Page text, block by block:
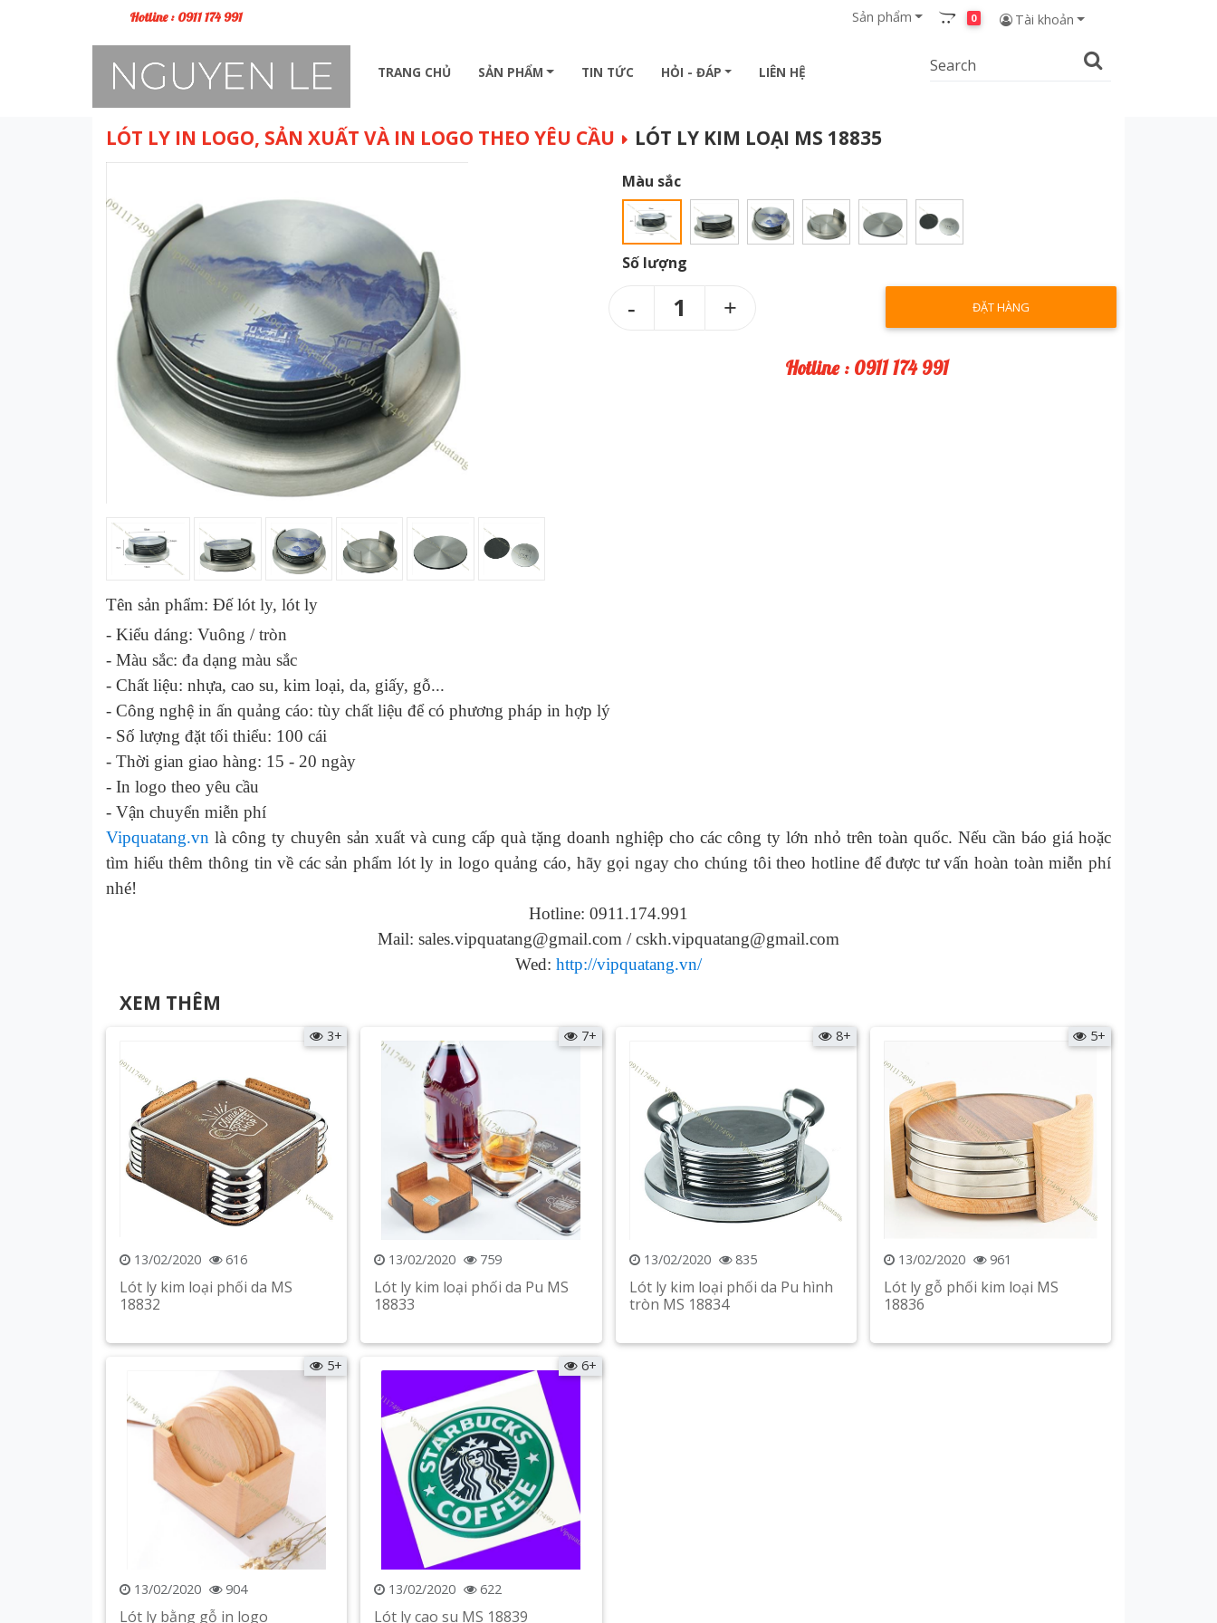
Hotline : 0911 174 991 Sản phẩm 0 Tài khoản
TRANG CHỦ SẢN PHẨM TIN TỨC HỎI - ĐÁP LIÊN HỆ
LÓT LY IN LOGO, SẢN XUẤT VÀ IN LOGO THEO YÊU CẦU LÓT LY KIM LOẠI MS 18835
Màu sắc
Số lượng
1 ĐẶT HÀNG
Hotline : 0911 174 991
Tên sản phẩm: Đế lót ly, lót ly
- Kiểu dáng: Vuông / tròn
- Màu sắc: đa dạng màu sắc
- Chất liệu: nhựa, cao su, kim loại, da, giấy, gỗ...
- Công nghệ in ấn quảng cáo: tùy chất liệu để có phương pháp in hợp lý
- Số lượng đặt tối thiểu: 100 cái
- Thời gian giao hàng: 1 5 - 20 ngày
- In logo theo yêu cầu
- Vận chuyển miễn phí
Vipquatang.vn là công ty chuyên sản xuất và cung cấp quà tặng doanh nghiệp cho các công ty lớn nhỏ trên toàn quốc. Nếu cần báo giá hoặc
tìm hiểu thêm thông tin về cácsản phẩm lót ly in logo quảng cáo, hãy gọi ngay cho chúng tôi theo hotline để được tư vấn hoàn toàn miễn phí
nhé!
Hotline: 0911.174.991
Mail: sales.vipquatang@gmail.com / cskh.vipquatang@gmail.com
Wed: http://vipquatang.vn/
XEM THÊM
3+
13/02/2020 616
Lót ly kim loại phối da MS
18832
Xem chi tiết
7+
13/02/2020 759
Lót ly kim loại phối da Pu MS
18833
Xem chi tiết
8+
13/02/2020 835
Lót ly kim loại phối da Pu hình
tròn MS 18834
Xem chi tiết
5+
13/02/2020 961
Lót ly gỗ phối kim loại MS
18836
Xem chi tiết
5+
13/02/2020 904
Lót ly bằng gỗ in logo
6+
13/02/2020 622
Lót ly cao su MS 18839